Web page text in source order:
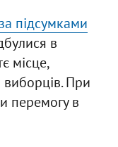
підсумками
в
місце,
При
перемогу в